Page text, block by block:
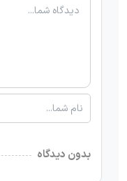
بدون دیدگاه